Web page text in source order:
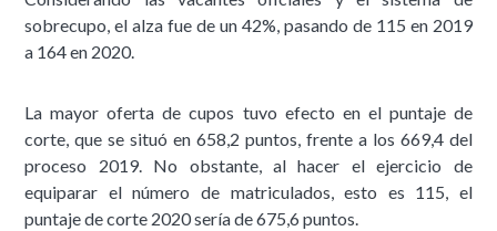
sobrecupo, el alza fue de un 42%, pasando de 115 en 2019
a 164 en 2020.
La mayor oferta de cupos tuvo efecto en el puntaje de
corte, que se situó en 658,2 puntos, frente a los 669,4 del
proceso 2019. No obstante, al hacer el ejercicio de
equiparar el número de matriculados, esto es 115, el
puntaje de corte 2020 sería de 675,6 puntos.